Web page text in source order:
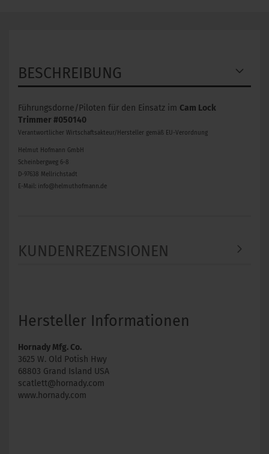
BESCHREIBUNG
Führungsdorne/Piloten für den Einsatz im Cam Lock
Trimmer #050140
Verantwortlicher Wirtschaftsakteur/Hersteller gemäß EU-Verordnung
Helmut Hofmann GmbH
Scheinbergweg 6-8
D-97638 Mellrichstadt
E-Mail: info@helmuthofmann.de
KUNDENREZENSIONEN
Hersteller Informationen
Hornady Mfg. Co.
3625 W. Old Potish Hwy
68803 Grand Island USA
scatlett@hornady.com
www.hornady.com